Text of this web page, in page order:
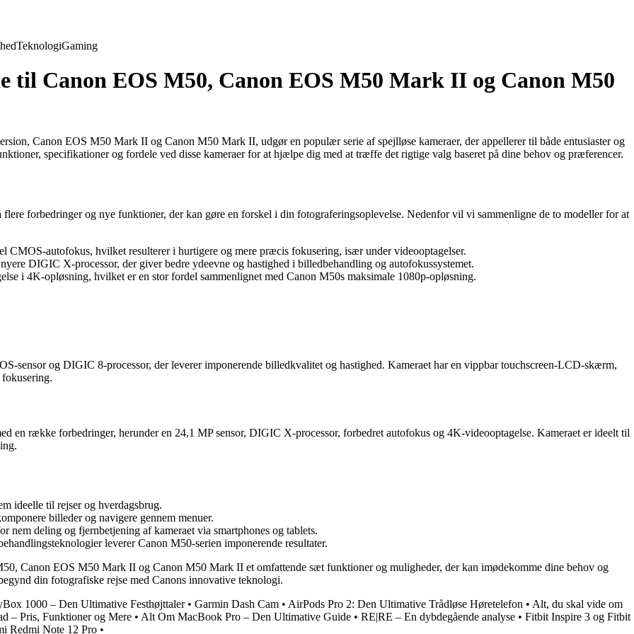
TeknologiGaming
til Canon EOS M50, Canon EOS M50 Mark II og Canon M50
Canon EOS M50 Mark II og Canon M50 Mark II, udgør en populær serie af spejlløse kameraer, der appellerer til både entusiaster og
specifikationer og fordele ved disse kameraer for at hjælpe dig med at træffe det rigtige valg baseret på dine behov og præferencer.
forbedringer og nye funktioner, der kan gøre en forskel i din fotograferingsoplevelse. Nedenfor vil vi sammenligne de to modeller for at
autofokus, hvilket resulterer i hurtigere og mere præcis fokusering, især under videooptagelser.
DIGIC X-processor, der giver bedre ydeevne og hastighed i billedbehandling og autofokussystemet.
i 4K-opløsning, hvilket er en stor fordel sammenlignet med Canon M50s maksimale 1080p-opløsning.
sensor og DIGIC 8-processor, der leverer imponerende billedkvalitet og hastighed. Kameraet har en vippbar touchscreen-LCD-skærm,
en række forbedringer, herunder en 24,1 MP sensor, DIGIC X-processor, forbedret autofokus og 4K-videooptagelse. Kameraet er ideelt til
ideelle til rejser og hverdagsbrug.
billeder og navigere gennem menuer.
deling og fjernbetjening af kameraet via smartphones og tablets.
leverer Canon M50-serien imponerende resultater.
Canon EOS M50 Mark II og Canon M50 Mark II et omfattende sæt funktioner og muligheder, der kan imødekomme dine behov og
din fotografiske rejse med Canons innovative teknologi.
1000 – Den Ultimative Festhøjttaler• Garmin Dash Cam • AirPods Pro 2: Den Ultimative Trådløse Høretelefon • Alt, du skal vide om
– Pris, Funktioner og Mere • Alt Om MacBook Pro – Den Ultimative Guide • RE|RE – En dybdegående analyse • Fitbit Inspire 3 og Fitbit
Redmi Note 12 Pro •